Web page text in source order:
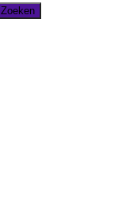
Zoeken